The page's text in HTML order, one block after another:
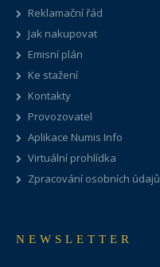
Reklamační řád
Jak nakupovat
Emisní plán
Ke stažení
Kontakty
Provozovatel
Aplikace Numis Info
Virtuální prohlídka
Zpracování osobních údajů
NEWSLETTER